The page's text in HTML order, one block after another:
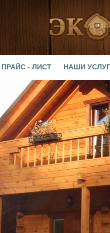
ПРАЙС - ЛИСТ НАШИ